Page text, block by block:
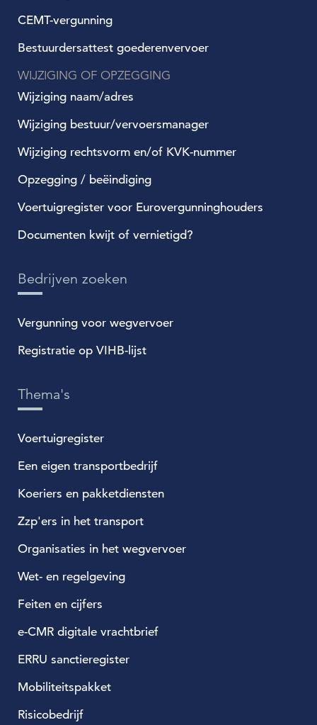
CEMT-vergunning
Bestuurdersattest goederenvervoer
WIJZIGING OF OPZEGGING
Wijziging naam/adres
Wijziging bestuur/vervoersmanager
Wijziging rechtsvorm en/of KVK-nummer
Opzegging / beëindiging
Voertuigregister voor Eurovergunninghouders
Documenten kwijt of vernietigd?
Bedrijven zoeken
Vergunning voor wegvervoer
Registratie op VIHB-lijst
Thema's
Voertuigregister
Een eigen transportbedrijf
Koeriers en pakketdiensten
Zzp'ers in het transport
Organisaties in het wegvervoer
Wet- en regelgeving
Feiten en cijfers
e-CMR digitale vrachtbrief
ERRU sanctieregister
Mobiliteitspakket
Risicobedrijf